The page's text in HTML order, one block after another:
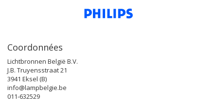
Coordonnées
Lichtbronnen België B.V.
J.B. Truyensstraat 21
3941 Eksel (B)
info@lampbelgie.be
011-632529